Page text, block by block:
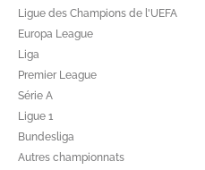
Ligue des Champions de l'UEFA
Europa League
Liga
Premier League
Série A
Ligue 1
Bundesliga
Autres championnats